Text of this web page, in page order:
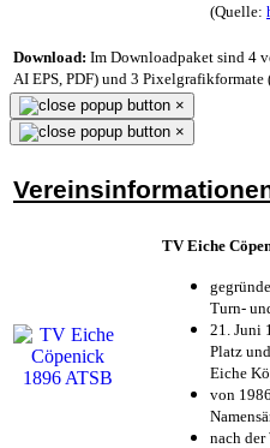
(Quelle:
Download: Im Downloadpaket sind 4
AI EPS, PDF) und 3 Pixelgrafikformate
×
×
TV Eiche
Turn-
21. Juni
Platz
Eiche
von
nach